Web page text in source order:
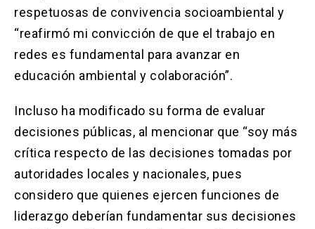
respetuosas de convivencia socioambiental y
“reafirmó mi convicción de que el trabajo en
redes es fundamental para avanzar en
educación ambiental y colaboración”.
Incluso ha modificado su forma de evaluar
decisiones públicas, al mencionar que “soy más
crítica respecto de las decisiones tomadas por
autoridades locales y nacionales, pues
considero que quienes ejercen funciones de
liderazgo deberían fundamentar sus decisiones